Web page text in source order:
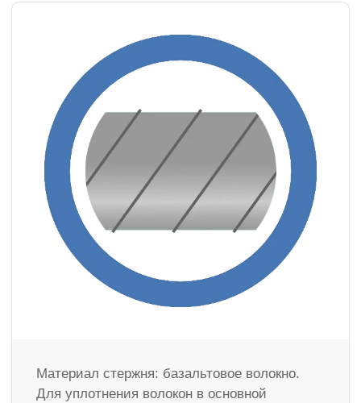
Материал стержня: базальтовое волокно.
Для уплотнения волокон в основной